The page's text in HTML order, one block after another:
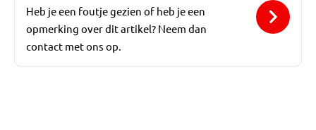
Heb je een foutje gezien of heb je een
opmerking over dit artikel? Neem dan
contact met ons op.